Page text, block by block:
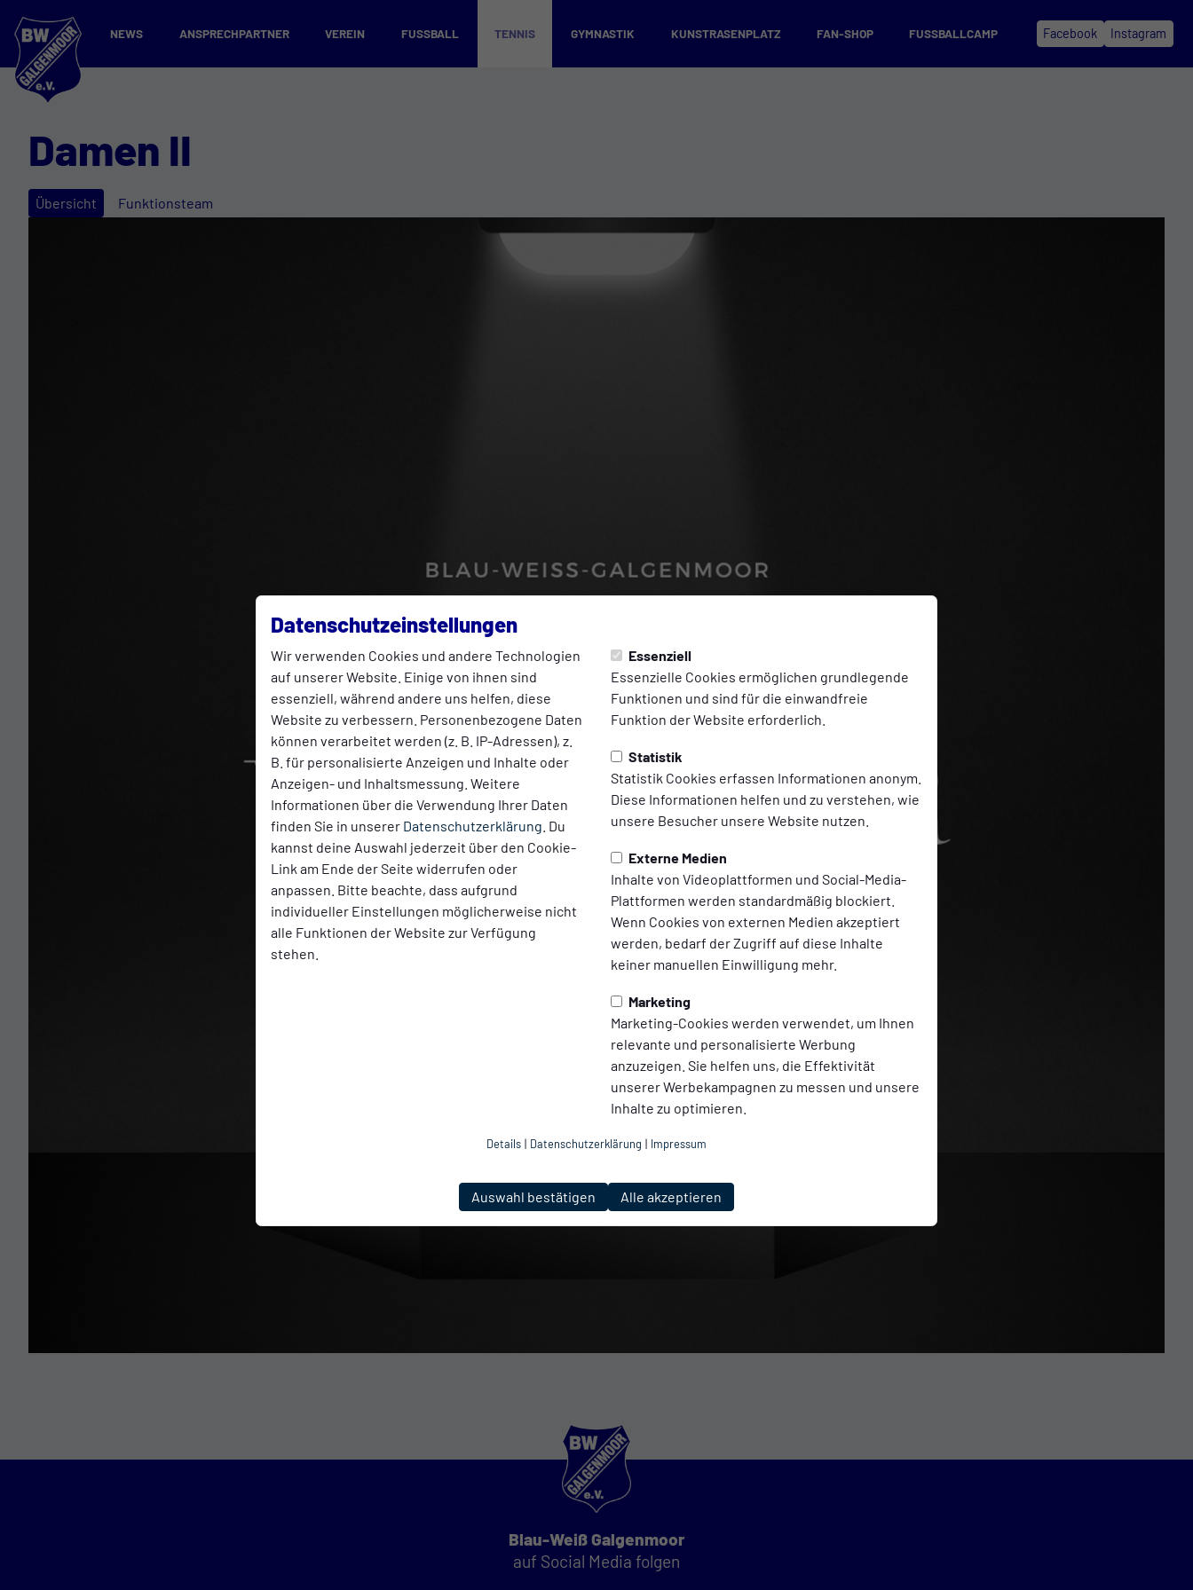
Datenschutzeinstellungen
Wir verwenden Cookies und andere Technologien
auf unserer Website. Einige von ihnen sind
essenziell, während andere uns helfen, diese
Website zu verbessern. Personenbezogene Daten
können verarbeitet werden (z. B. IP-Adressen), z.
B. für personalisierte Anzeigen und Inhalte oder
Anzeigen- und Inhaltsmessung. Weitere
Informationen über die Verwendung Ihrer Daten
finden Sie in unserer Datenschutzerklärung . Du
kannst deine Auswahl jederzeit über den Cookie-
Link am Ende der Seite widerrufen oder
anpassen. Bitte beachte, dass aufgrund
individueller Einstellungen möglicherweise nicht
alle Funktionen der Website zur Verfügung
stehen.
Essenziell
Essenzielle Cookies ermöglichen grundlegende
Funktionen und sind für die einwandfreie
Funktion der Website erforderlich.
Statistik
Statistik Cookies erfassen Informationen anonym.
Diese Informationen helfen und zu verstehen, wie
unsere Besucher unsere Website nutzen.
Externe Medien
Inhalte von Videoplattformen und Social-Media-
Plattformen werden standardmäßig blockiert.
Wenn Cookies von externen Medien akzeptiert
werden, bedarf der Zugriff auf diese Inhalte
keiner manuellen Einwilligung mehr.
Marketing
Marketing-Cookies werden verwendet, um Ihnen
relevante und personalisierte Werbung
anzuzeigen. Sie helfen uns, die Effektivität
unserer Werbekampagnen zu messen und unsere
Inhalte zu optimieren.
Details | Datenschutzerklärung | Impressum
Auswahl bestätigen Alle akzeptieren
NEWS ANSPRECHPARTNER VEREIN FUSSBALL TENNIS GYMNASTIK KUNSTRASENPLATZ FAN-SHOP FUSSBALLCAMP Facebook Instagram
Damen II
Übersicht Funktionsteam
Blau-Weiß Galgenmoor
auf Social Media folgen